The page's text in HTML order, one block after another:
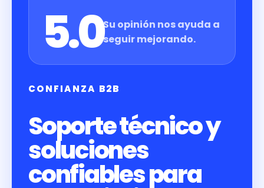
5.0Su opinión nos ayuda a
seguir mejorando.
CONFIANZA B2B
Soporte técnico y
soluciones
confiables para